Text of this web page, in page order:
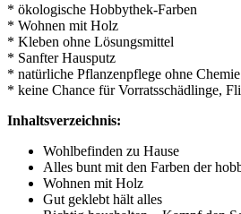
* ökologische Hobbythek-Farben
* Wohnen mit Holz
* Kleben ohne Lösungsmittel
* Sanfter Hausputz
* natürliche Pflanzenpflege ohne Chemie
* keine Chance für Vorratsschädlinge,
Inhaltsverzeichnis:
Wohlbefinden zu Hause
Alles bunt mit den Farben der
Wohnen mit Holz
Gut geklebt hält alles